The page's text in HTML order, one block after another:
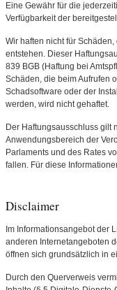
Eine Gewähr für die
Verfügbarkeit der
Wir haften nicht für
entstehen. Dieser
839 BGB (Haftung bei
Schäden, die beim Aufrufen
Schadsoftware oder der
werden, wird nicht gehaftet.
Der Haftungsausschluss gilt
Anwendungsbereich der
Parlaments und des Rates
fallen. Für diese
Disclaimer
Im Informationsangebot der
anderen Internetangeboten
öffnen sich grundsätzlich in
Durch den Querverweis